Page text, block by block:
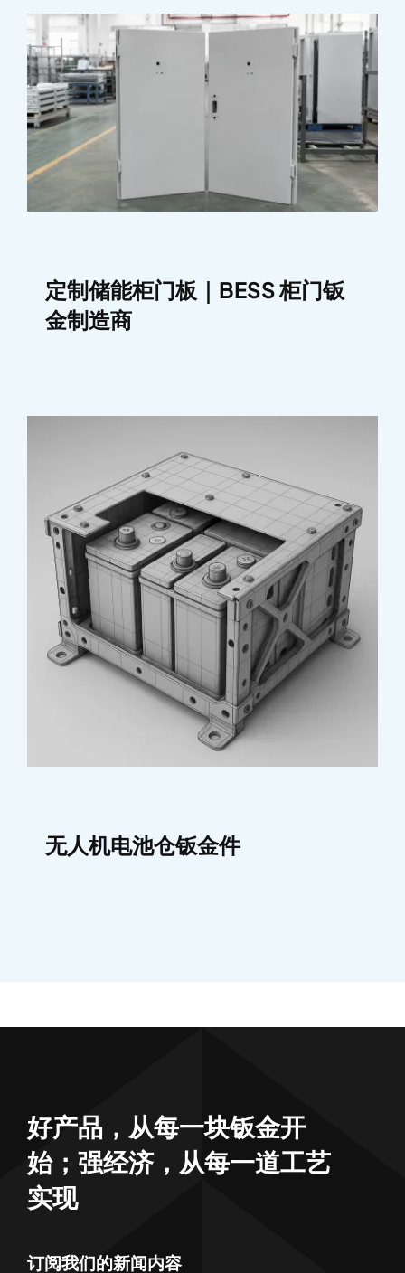
定制储能柜门板｜BESS 柜门钣
金制造商
无人机电池仓钣金件
好产品，从每一块钣金开
始；强经济，从每一道工艺
实现
订阅我们的新闻内容